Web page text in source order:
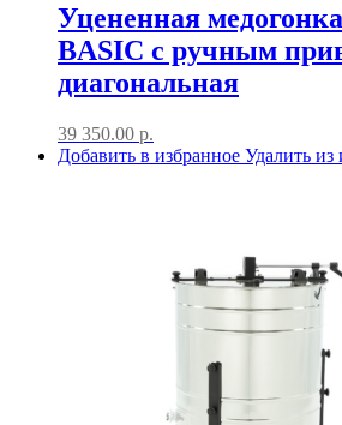
Уцененная
BASIC с ручным
диагональная
39 350.00 р.
Добавить в избранное Удалить из